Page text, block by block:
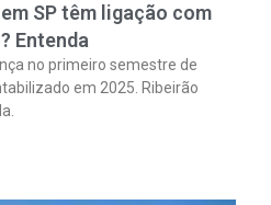
SP têm ligação com
Entenda
no primeiro semestre de
em 2025. Ribeirão